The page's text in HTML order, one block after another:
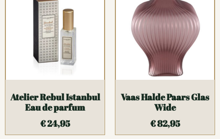
Atelier Rebul Istanbul
Eau de parfum
€24,95
Vaas Halde Paars Glas
Wide
€82,95